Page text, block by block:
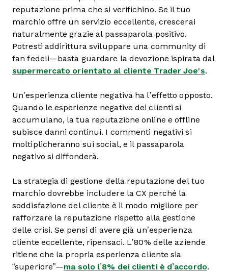
reputazione prima che si verifichino. Se il tuo
marchio offre un servizio eccellente, crescerai
naturalmente grazie al passaparola positivo.
Potresti addirittura sviluppare una community di
fan fedeli—basta guardare la devozione ispirata dal
supermercato orientato al cliente Trader Joe's.
Un’esperienza cliente negativa ha l’effetto opposto.
Quando le esperienze negative dei clienti si
accumulano, la tua reputazione online e offline
subisce danni continui. I commenti negativi si
moltiplicheranno sui social, e il passaparola
negativo si diffonderà.
La strategia di gestione della reputazione del tuo
marchio dovrebbe includere la CX perché la
soddisfazione del cliente è il modo migliore per
rafforzare la reputazione rispetto alla gestione
delle crisi. Se pensi di avere già un’esperienza
cliente eccellente, ripensaci. L’80% delle aziende
ritiene che la propria esperienza cliente sia
“superiore”—ma solo l’8% dei clienti è d’accordo.